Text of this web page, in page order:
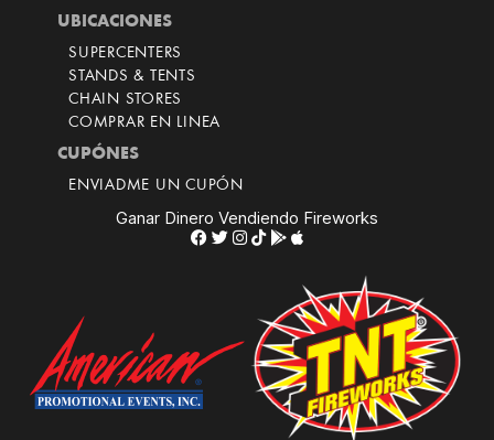
UBICACIONES
SUPERCENTERS
STANDS & TENTS
CHAIN STORES
COMPRAR EN LINEA
CUPÓNES
ENVIADME UN CUPÓN
Ganar Dinero Vendiendo Fireworks